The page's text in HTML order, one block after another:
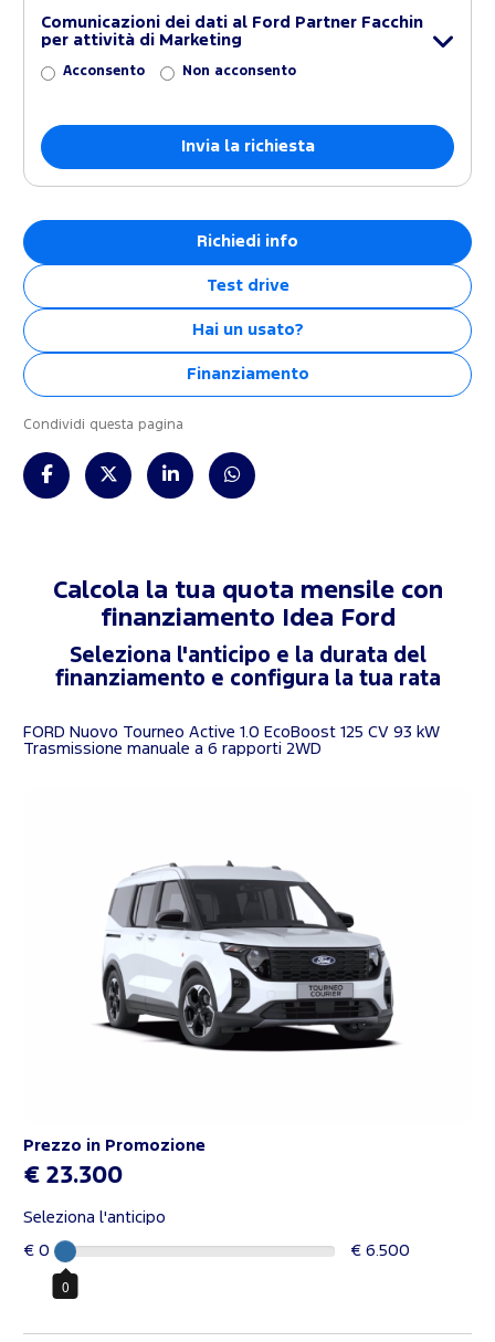
Comunicazioni dei dati al Ford Partner Facchin
per attività di Marketing
Acconsento Non acconsento
Richiedi info
Test drive
Hai un usato?
Finanziamento
Condividi questa pagina
Calcola la tua quota mensile con
finanziamento
Idea Ford
Seleziona l'anticipo e la durata del
finanziamento e configura la tua rata
FORD Nuovo Tourneo Active 1.0 EcoBoost 125 CV 93 kW
Trasmissione manuale a 6 rapporti 2WD
Prezzo in Promozione
€ 23.300
Seleziona l'anticipo
€ 0
0
€ 6.500